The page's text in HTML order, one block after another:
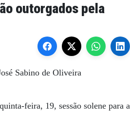
outorgados pela
Sabino de Oliveira
feira, 19, sessão solene para a